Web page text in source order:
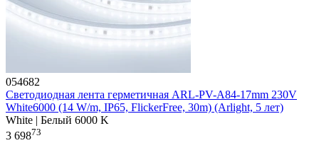
054682
Светодиодная лента герметичная ARL-PV-A84-17mm 230V
White6000 (14 W/m, IP65, FlickerFree, 30m) (Arlight, 5 лет)
White | Белый 6000 K
3 69873